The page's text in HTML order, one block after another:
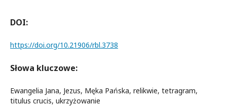
DOI:
https://doi.org/10.21906/rbl.3738
Słowa kluczowe:
Ewangelia Jana, Jezus, Męka Pańska, relikwie, tetragram,
titulus crucis, ukrzyżowanie